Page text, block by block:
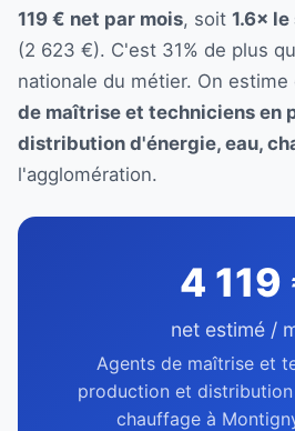
119 € net par mois, soit 1.6×
(2 623 €). C'est 31% de plus
nationale du métier. On estime
de maîtrise et techniciens en
distribution d'énergie, eau,
l'agglomération.
4 119
net estimé /
Agents de maîtrise et
production et distribution
chauffage à